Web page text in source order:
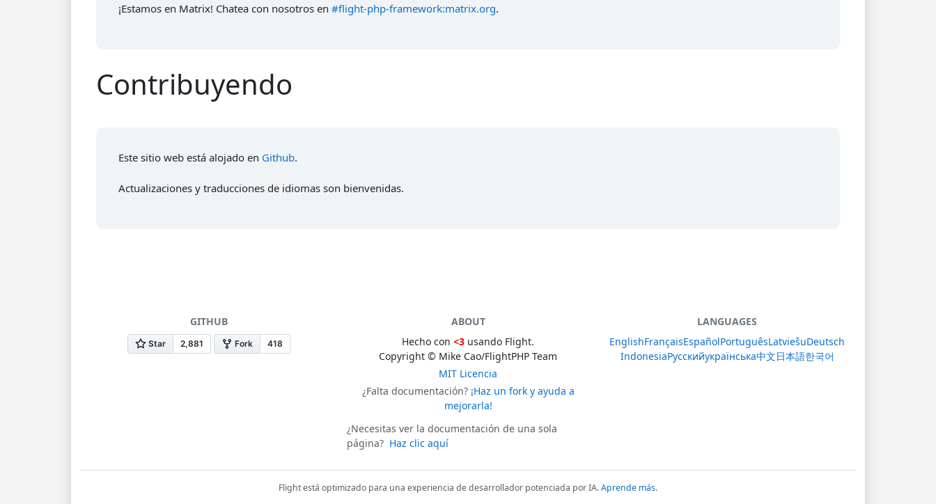
¡Estamos en Matrix! Chatea con nosotros en #flight-php-framework:matrix.org.
Contribuyendo
Este sitio web está alojado en Github.
Actualizaciones y traducciones de idiomas son bienvenidas.
GITHUB
ABOUT
Hecho con <3 usando Flight.
Copyright © Mike Cao/FlightPHP Team
MIT Licencia
¿Falta documentación? ¡Haz un fork y ayuda a
mejorarla!
¿Necesitas ver la documentación de una sola
página? Haz clic aquí
LANGUAGES
EnglishFrançaisEspañolPortuguêsLatviešuDeutsch
IndonesiaРусскийукраїнська中文日本語한국어
Flight está optimizado para una experiencia de desarrollador potenciada por IA.Aprende más.